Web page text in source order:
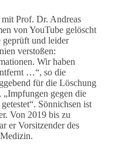
Prof. Dr. Andreas
von YouTube gelöscht
geprüft und leider
verstoßen:
Wir haben
…“, so die
für die Löschung
„Impfungen gegen die
Sönnichsen ist
Von 2019 bis zu
er Vorsitzender des